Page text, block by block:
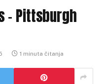
– Pittsburgh
1 minuta čitanja